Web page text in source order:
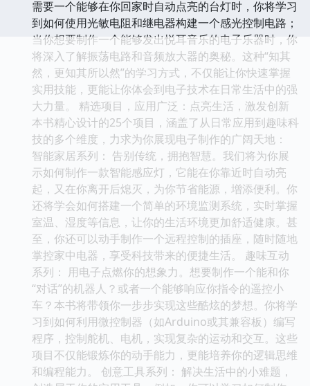
需要一个能够在你回家时自动点亮的台灯时，你将学习
到如何使用光敏电阻和继电器构建一个感光控制电路；
当你想要制作一个能够发出悦耳音乐的电子乐器时，你
将深入了解振荡电路和音频放大器的奥秘。这种“知其
然，更知其所以然”的学习方式，不仅能让你快速掌握
实用技能，更能让你体会到电子技术在日常生活中的强
大力量。 精选项目，应用广泛：点亮生活，激发创新
本书精心设计的25个项目，涵盖了从日常应用到趣味科
技的多个维度，力求为你展现电子制作的广阔天地：
智能家居系列： 告别传统，拥抱智慧。我们将为你展
示如何制作一款智能感应灯，它能在你靠近时自动亮
起，又在你离开后熄灭，为你节省能源，增添便利。你
还将学会如何搭建一个简单的环境监测系统，实时掌握
室温、湿度等信息，让你的生活环境更加舒适健康。甚
至，你还可以动手制作一个远程控制的插座，随时随地
掌控家中电器，享受科技带来的便捷生活。 趣味互动
系列： 用电子点燃你的想象力。想要制作一个能和你
“对话”的机器人？或者一个能够响应你指令的遥控小
车？本书将带领你一步步实现这些酷炫的梦想。你将学
习到如何利用微控制器（如Arduino或其兼容板）编写
程序，控制舵机、电机，实现复杂的运动和交互。这些
项目不仅能锻炼你的动手能力，更能培养你的逻辑思维
和编程能力。 创意工具系列： 解决生活中的小难题，